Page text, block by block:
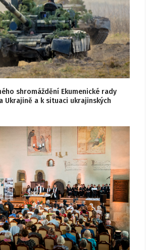
shromáždění Ekumenické rady
Ukrajině a k situaci ukrajinských